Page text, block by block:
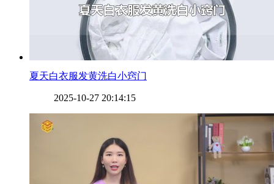
​夏天白衣服发黄洗白小窍门
2025-10-27 20:14:15